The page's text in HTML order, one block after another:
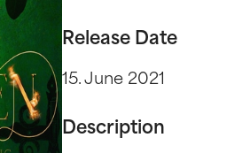
Release Date
15. June 2021
Description